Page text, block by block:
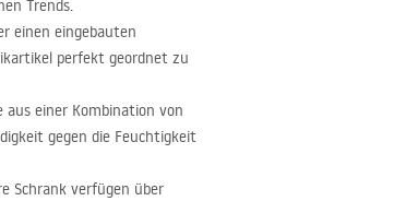
Trends.
einen eingebauten
perfekt geordnet zu
aus einer Kombination von
gegen die Feuchtigkeit
Schrank verfügen über